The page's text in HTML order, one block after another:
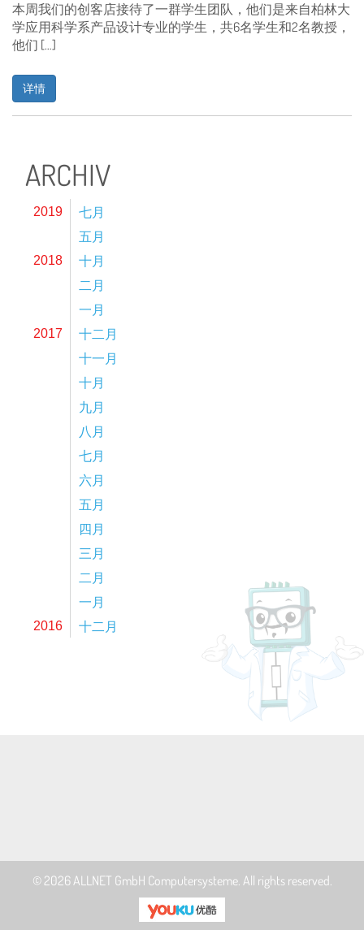
本周我们的创客店接待了一群学生团队，他们是来自柏林大
学应用科学系产品设计专业的学生，共6名学生和2名教授，
他们 […]
详情
ARCHIV
2019
七月
五月
2018
十月
二月
一月
2017
十二月
十一月
十月
九月
八月
七月
六月
五月
四月
三月
二月
一月
2016 十二月
© 2026ALLNET GmbH Computersysteme. All rights reserved.